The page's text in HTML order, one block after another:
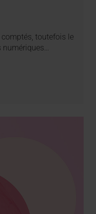
toutefois le
numériques…